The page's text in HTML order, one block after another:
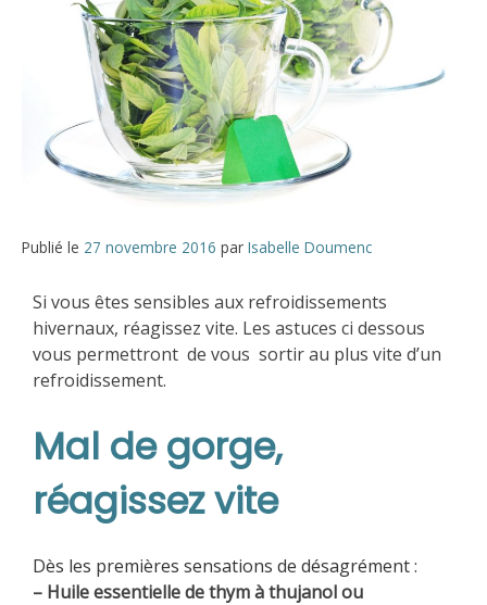
Publié le 27 novembre 2016 par Isabelle Doumenc
Si vous êtes sensibles aux refroidissements
hivernaux, réagissez vite. Les astuces ci dessous
vous permettront de vous sortir au plus vite d’un
refroidissement.
Mal de gorge,
réagissez vite
Dès les premières sensations de désagrément :
– Huile essentielle de thym à thujanol ou